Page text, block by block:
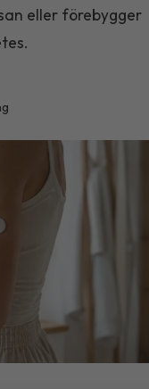
eller förebygger